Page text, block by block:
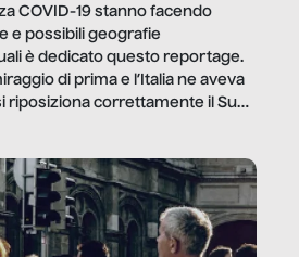
COVID-19 stanno facendo
e possibili geografie
è dedicato questo reportage.
di prima e l’Italia ne aveva
riposiziona correttamente il Sud